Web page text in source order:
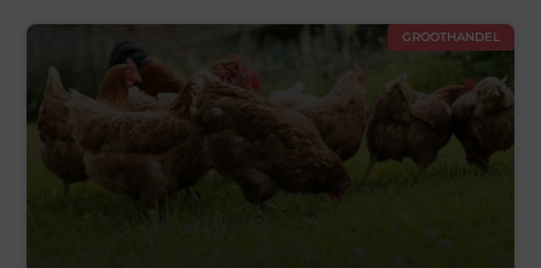
GROOTHANDEL